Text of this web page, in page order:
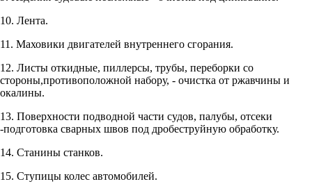
10. Лента.
11. Маховики двигателей внутреннего сгорания.
12. Листы откидные, пиллерсы, трубы, переборки со
стороны,противоположной набору, - очистка от ржавчины и
окалины.
13. Поверхности подводной части судов, палубы, отсеки
-подготовка сварных швов под дробеструйную обработку.
14. Станины станков.
15. Ступицы колес автомобилей.